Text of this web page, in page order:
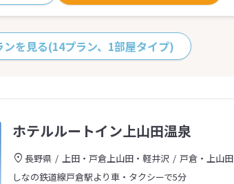
ンを見る(14プラン、1部屋タイプ)
ホテルルートイン上山田温泉
長野県 上田・戸倉上山田・軽井沢
戸倉・上山田
しなの鉄道線戸倉駅より車・タクシーで5分